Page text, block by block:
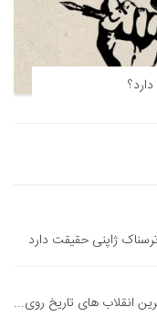
ژاپنی حقیقت دارد
انقلاب های تاریخ روی...